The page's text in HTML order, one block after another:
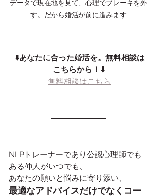
データで現在地を見て、心理でブレーキを外
す。だから婚活が前に進みます
⬇️あなたに合った婚活を。無料相談は
こちらから！⬇️
無料相談はこちら
NLPトレーナーであり公認心理師でも
ある仲人がいつでも、
あなたの願いと悩みに寄り添い、
最適なアドバイスだけでなくコー